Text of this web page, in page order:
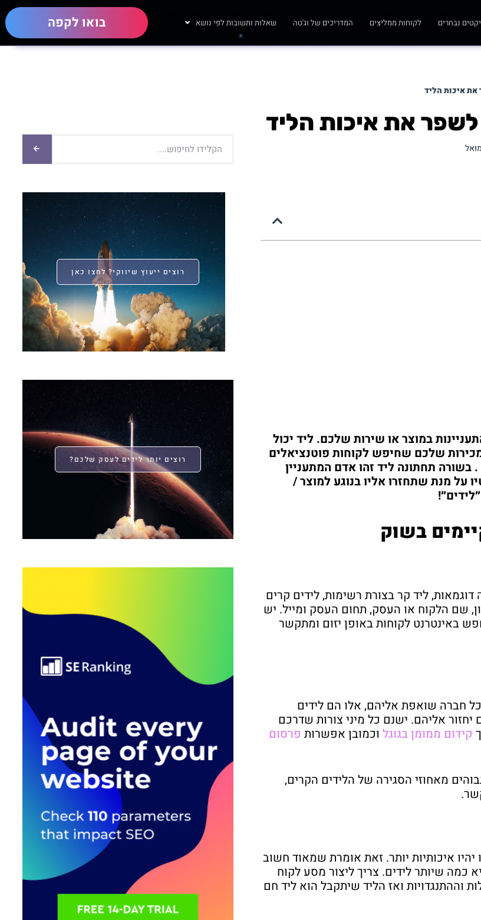
נבחרים לקוחות ממליצים המדריכים של וג'טה שאלות ותשובות לפי נושא בואו לקפה
את איכות הליד
לשפר את איכות הליד
במוצר או שירות שלכם. ליד יכול
שלכם שחיפש לקוחות פוטנציאלים
. בשורה תחתונה ליד זהו אדם המתעניין
מנת שתחזרו אליו בנוגע למוצר /
בשוק
דוגמאות, ליד קר בצורת רשימות, לידים קרים
שם הלקוח או העסק, תחום העסק ומייל. יש
באינטרנט לקוחות באופן יזום ומתקשר
חברה שואפת אליהם, אלו הם לידים
אליהם. ישנם כל מיני צורות שדרכם
קידום ממומן בגוגל וכמובן אפשרות פרסום
מאחוזי הסגירה של הלידים הקרים,
איכותיות יותר. זאת אומרת שמאוד חשוב
כמה שיותר לידים. צריך ליצור מסע לקוח
וההתנגדויות ואז הליד שיתקבל הוא ליד חם
רוצים ייעוץ שיווקי? לחצו כאן
רוצים יותר לידים לעסק שלכם?